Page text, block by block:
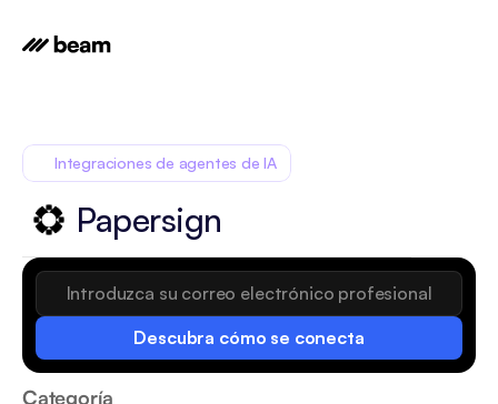
Descubra cómo se conecta
Categoría
Integraciones de agentes de IA
Papersign